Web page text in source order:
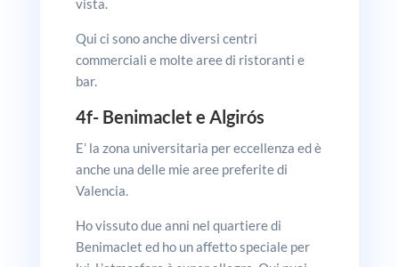
vista.
Qui ci sono anche diversi centri
commerciali e molte aree di ristoranti e
bar.
4f- Benimaclet e Algirós
E’ la zona universitaria per eccellenza ed è
anche una delle mie aree preferite di
Valencia.
Ho vissuto due anni nel quartiere di
Benimaclet ed ho un affetto speciale per